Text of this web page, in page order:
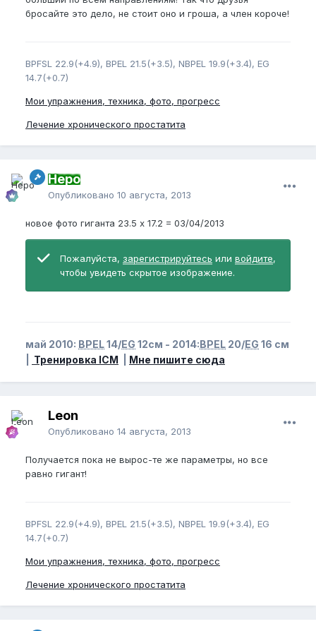
бросайте это дело, не стоит оно и гроша, а член короче!
BPFSL 22.9(+4.9), BPEL 21.5(+3.5), NBPEL 19.9(+3.4), EG
14.7(+0.7)
Мои упражнения, техника, фото, прогресс
Лечение хронического простатита
Неро
Опубликовано 10 августа, 2013
новое фото гиганта 23.5 х 17.2 = 03/04/2013
Пожалуйста, зарегистрируйтесь или войдите,
чтобы увидеть скрытое изображение.
май 2010: BPEL14/EG 12см - 2014:BPEL 20/EG 16 см
Тренировка ICM Мне пишите сюда
Leon
Опубликовано 14 августа, 2013
Получается пока не вырос-те же параметры, но все
равно гигант!
BPFSL 22.9(+4.9), BPEL 21.5(+3.5), NBPEL 19.9(+3.4), EG
14.7(+0.7)
Мои упражнения, техника, фото, прогресс
Лечение хронического простатита